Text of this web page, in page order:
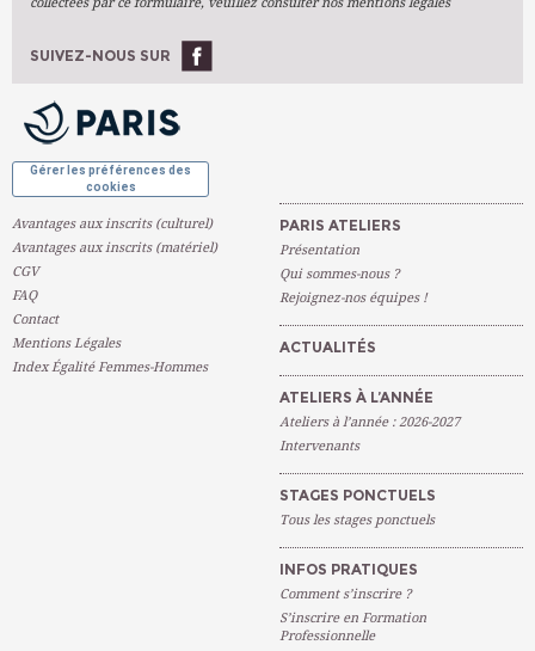
Ateliers À L'année
SUIVEZ-NOUS SUR
Gérer les préférences des
cookies
Avantages aux inscrits (culturel)
Avantages aux inscrits (matériel)
CGV
FAQ
Contact
Mentions Légales
Index Égalité Femmes-Hommes
PARIS ATELIERS
Présentation
Qui sommes-nous ?
Rejoignez-nos équipes !
ACTUALITÉS
ATELIERS À L’ANNÉE
Ateliers à l’année : 2026-2027
Intervenants
STAGES PONCTUELS
Tous les stages ponctuels
INFOS PRATIQUES
Comment s’inscrire ?
S’inscrire en Formation
Professionnelle